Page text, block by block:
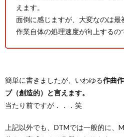
えます。
面倒に感じますが、大変なのは最
作業自体の処理速度が向上するの
簡単に書きましたが、いわゆる作曲
ブ（創造的）と言えます。
当たり前ですが．．．笑
上記以外でも、DTMでは一般的に、